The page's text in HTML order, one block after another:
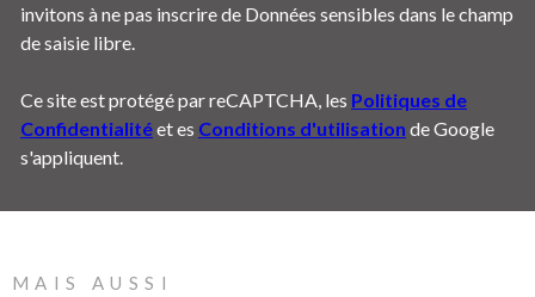
invitons à ne pas inscrire de Données sensibles dans le champ
de saisie libre.
Ce site est protégé par reCAPTCHA, les Politiques de
Confidentialitéet es Conditions d'utilisation de Google
s'appliquent.
MAIS AUSSI